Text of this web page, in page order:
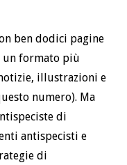
ben dodici pagine
un formato più
illustrazioni e
numero). Ma
di
antispecisti e
di